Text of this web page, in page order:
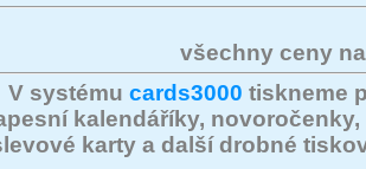
všechny ceny
V systému cards3000 tiskneme
kalendáříky,
karty a další drobné